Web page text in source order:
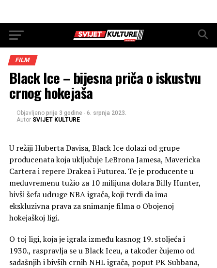
FILM
Black Ice – bijesna priča o iskustvu
crnog hokejaša
Objavljeno prije 3 godine - 6. srpnja 2023.
Autor SVIJET KULTURE
U režiji Huberta Davisa, Black Ice dolazi od grupe
producenata koja uključuje LeBrona Jamesa, Mavericka
Cartera i repere Drakea i Futurea. Te je producente u
međuvremenu tužio za 10 milijuna dolara Billy Hunter,
bivši šefa udruge NBA igrača, koji tvrdi da ima
ekskluzivna prava za snimanje filma o Obojenoj
hokejaškoj ligi.
O toj ligi, koja je igrala između kasnog 19. stoljeća i
1930., raspravlja se u Black Iceu, a također čujemo od
sadašnjih i bivših crnih NHL igrača, poput PK Subbana,